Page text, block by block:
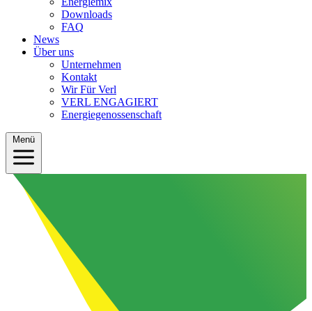
Downloads
FAQ
News
Über uns
Unternehmen
Kontakt
Wir Für Verl
VERL ENGAGIERT
Energiegenossenschaft
Menü